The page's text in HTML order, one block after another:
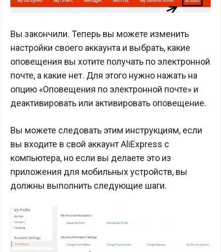
Вы закончили. Теперь вы можете изменить
настройки своего аккаунта и выбрать, какие
оповещения вы хотите получать по электронной
почте, а какие нет. Для этого нужно нажать на
опцию «Оповещения по электронной почте» и
деактивировать или активировать оповещение.
Вы можете следовать этим инструкциям, если
вы входите в свой аккаунт AliExpress с
компьютера, но если вы делаете это из
приложения для мобильных устройств, вы
должны выполнить следующие шаги.